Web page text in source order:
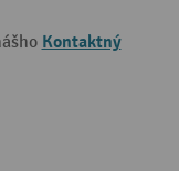
Kontaktný